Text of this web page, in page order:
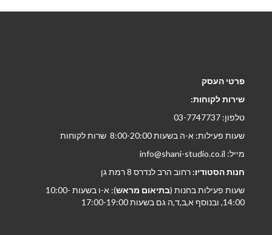
פרטי העסק
שירות לקוחות:
טלפון: 03-7747737
שעות פעילות: א-ה בשעות 8:00-20:00 שרות לקוחות
מייל: info@shani-studio.co.il
חנות הסטודיו: רחוב הרב לנדרס 8 רמת גן
שעות פעילות בחנות (בתיאום מראש
): א-ו בשעות 10:00-
14:00, ובנוסף א,ב,ד,ה גם בשעות 17:00-19:00